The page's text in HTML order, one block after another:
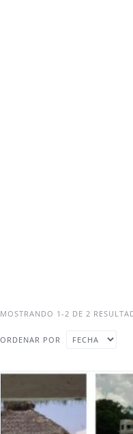
MOSTRANDO 1-2 DE 2
ORDENAR POR